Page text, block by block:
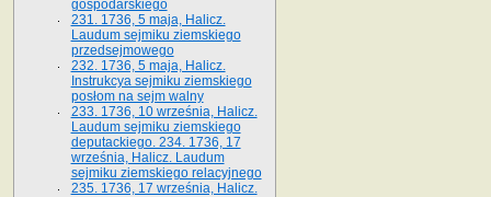
gospodarskiego
231. 1736, 5 maja, Halicz.
Laudum sejmiku ziemskiego
przedsejmowego
232. 1736, 5 maja, Halicz.
Instrukcya sejmiku ziemskiego
posłom na sejm walny
233. 1736, 10 września, Halicz.
Laudum sejmiku ziemskiego
deputackiego. 234. 1736, 17
września, Halicz. Laudum
sejmiku ziemskiego relacyjnego
235. 1736, 17 września, Halicz.